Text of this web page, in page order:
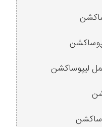
لیپوساکشن